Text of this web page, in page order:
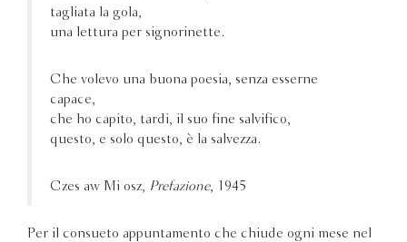
tagliata la gola,
una lettura per signorinette.
Che volevo una buona poesia, senza esserne
capace,
che ho capito, tardi, il suo fine salvifico,
questo, e solo questo, è la salvezza.
Czesław Miłosz, Prefazione, 1945
Per il consueto appuntamento che chiude ogni mese nel